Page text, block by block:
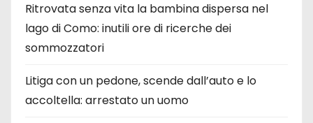
Ritrovata senza vita la bambina dispersa nel
lago di Como: inutili ore di ricerche dei
sommozzatori
Litiga con un pedone, scende dall’auto e lo
accoltella: arrestato un uomo